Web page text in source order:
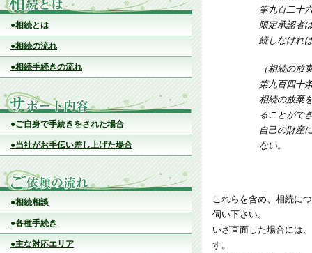
●相続とは
●相続の流れ
●相続手続きの流れ
●ご自身で手続きをされた場合
●当社がお手伝い差し上げた場合
●相続相談
●各種手続き
●主な対応エリア
第九百二
限定承認者
続しなけれ
（相続の放
第九百四
相続の放棄
ることがで
自己の財産
ない。
これらを含め、相続に
伺い下さい。
いざ直面した場合には
す。